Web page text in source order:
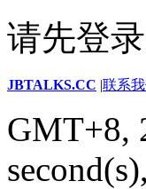
请先登
JBTALKS.CC |联系
GMT+8,